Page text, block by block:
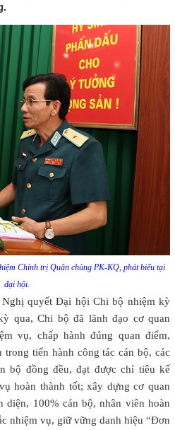
Chính trị Quân chủng PK-KQ, phát biểu tại
đại hội.
quyết Đại hội Chi bộ nhiệm kỳ
qua, Chi bộ đã lãnh đạo cơ quan
vụ, chấp hành đúng quan điểm,
tiến hành công tác cán bộ, các
bộ đồng đều, đạt được chỉ tiêu kế
hoàn thành tốt; xây dựng cơ quan
diện, 100% cán bộ, nhân viên hoàn
nhiệm vụ, giữ vững danh hiệu “Đơn